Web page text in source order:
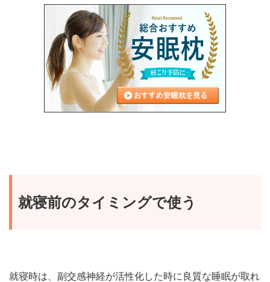
就寝前のタイミングで使う
就寝時は、副交感神経が活性化した時に良質な睡眠が取れ